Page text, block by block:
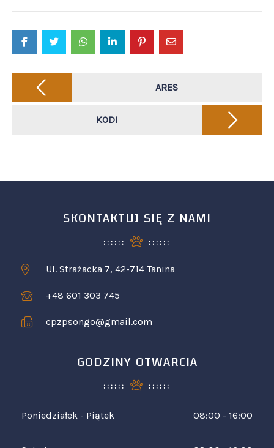
Post
navigation ARES
KODI
SKONTAKTUJ SIĘ Z NAMI
Ul. Strażacka 7, 42-714 Tanina
+48 601 303 745
cpzpsongo@gmail.com
GODZINY OTWARCIA
Poniedziałek - Piątek 08:00 - 16:00